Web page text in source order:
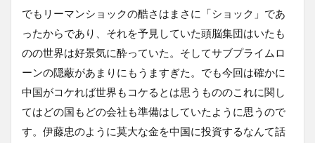
でもリーマンショックの酷さはまさに「ショック」であ
ったからであり、それを予見していた頭脳集団はいたも
のの世界は好景気に酔っていた。そしてサブプライムロ
ーンの隠蔽があまりにもうますぎた。でも今回は確かに
中国がコケれば世界もコケるとは思うもののこれに関し
てはどの国もどの会社も準備はしていたように思うので
す。伊藤忠のように莫大な金を中国に投資するなんて話